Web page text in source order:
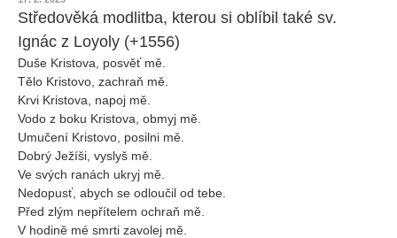
Středověká modlitba, kterou si oblíbil také sv.
Ignác z Loyoly (+1556)
Duše Kristova, posvěť mě.
Tělo Kristovo, zachraň mě.
Krvi Kristova, napoj mě.
Vodo z boku Kristova, obmyj mě.
Umučení Kristovo, posilni mě.
Dobrý Ježíši, vyslyš mě.
Ve svých ranách ukryj mě.
Nedopusť, abych se odloučil od tebe.
Před zlým nepřítelem ochraň mě.
V hodině mé smrti zavolej mě.